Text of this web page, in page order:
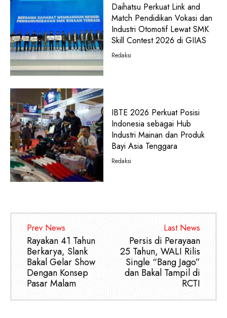
Daihatsu Perkuat Link and
Match Pendidikan Vokasi dan
Industri Otomotif Lewat SMK
Skill Contest 2026 di GIIAS
Redaksi
IBTE 2026 Perkuat Posisi
Indonesia sebagai Hub
Industri Mainan dan Produk
Bayi Asia Tenggara
Redaksi
Prev News
Rayakan 41 Tahun
Berkarya, Slank
Bakal Gelar Show
Dengan Konsep
Pasar Malam
Last News
Persis di Perayaan
25 Tahun, WALI Rilis
Single “Bang Jago”
dan Bakal Tampil di
RCTI